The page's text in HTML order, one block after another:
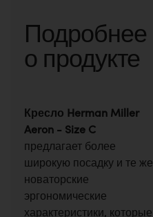
Подробнее
о продукте
Кресло Herman Miller
Aeron - Size C
предлагает более
широкую посадку и те же
новаторские
эргономические
характеристики, которые